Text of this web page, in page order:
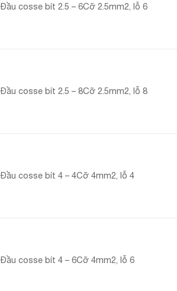
Đầu cosse bít 2.5 – 6Cỡ 2.5mm2, lỗ 6
Đầu cosse bít 2.5 – 8Cỡ 2.5mm2, lỗ 8
Đầu cosse bít 4 – 4Cỡ 4mm2, lỗ 4
Đầu cosse bít 4 – 6Cỡ 4mm2, lỗ 6